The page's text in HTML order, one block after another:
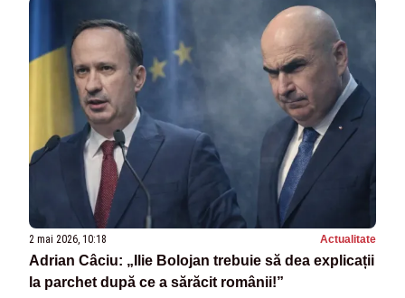
2 mai 2026, 10:18 Actualitate
Adrian Câciu: „Ilie Bolojan trebuie să dea explicații
la parchet după ce a sărăcit românii!”